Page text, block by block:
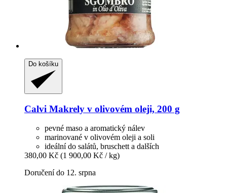
Do košíku
Calvi Makrely v olivovém oleji, 200 g
pevné maso a aromatický nálev
marinované v olivovém oleji a soli
ideální do salátů, bruschett a dalších
380,00 Kč (1 900,00 Kč / kg)
Doručení do 12. srpna